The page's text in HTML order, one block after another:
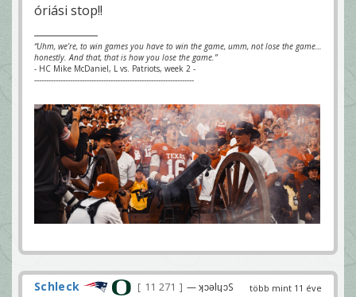
óriási stop!!
“Uhm, we’re, to win games you have to win the game, umm, not lose the game…
honestly. And that, that is how you lose the game.”
- HC Mike McDaniel, L vs. Patriots, week 2 -
-------------------------------------------------------------------
több mint 11 éve
Schleck 11 271 — ʞɔǝlɥɔS